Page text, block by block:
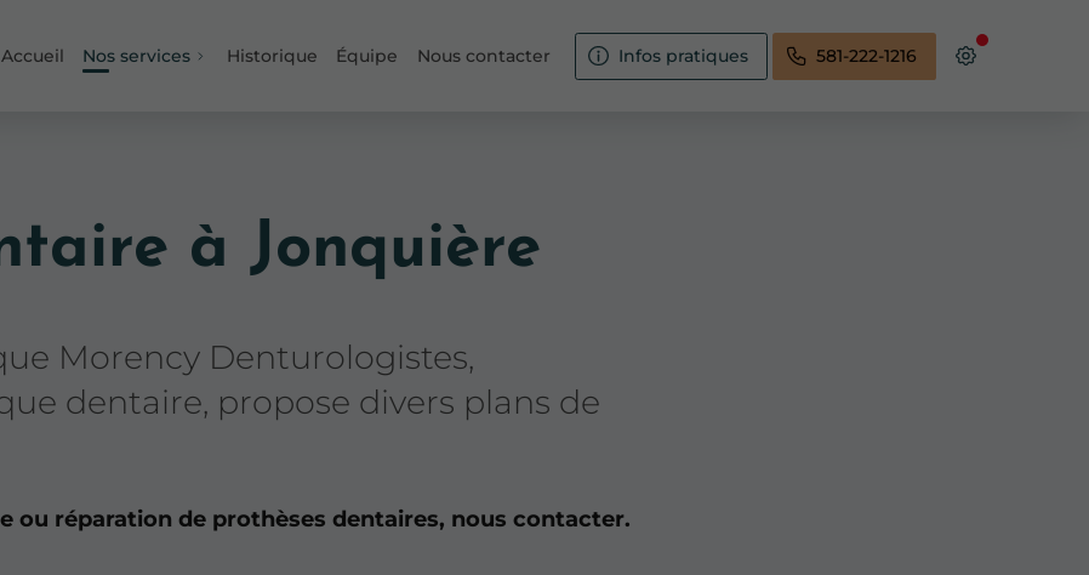
Accueil Nos services Historique Équipe Nous contacter Infos pratiques 581-222-1216
à Jonquière
Morency Denturologistes,
dentaire, propose divers plans de
ou réparation de prothèses dentaires, nous contacter.